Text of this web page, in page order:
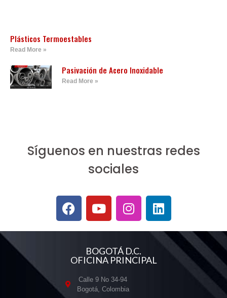
Plásticos Termoestables
Read More »
Pasivación de Acero Inoxidable
Read More »
Síguenos en nuestras redes
sociales
BOGOTÁ D.C.
OFICINA PRINCIPAL
Calle 9 No 34-94
Bogotá, Colombia